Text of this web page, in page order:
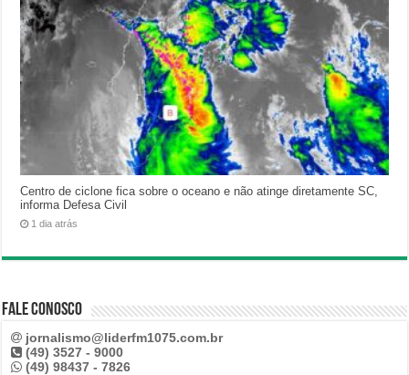
Centro de ciclone fica sobre o oceano e não atinge diretamente SC,
informa Defesa Civil
1 dia atrás
Fale Conosco
jornalismo@liderfm1075.com.br
(49) 3527 - 9000
(49) 98437 - 7826